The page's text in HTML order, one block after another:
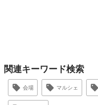
関連キーワード検索
会場 マルシェ